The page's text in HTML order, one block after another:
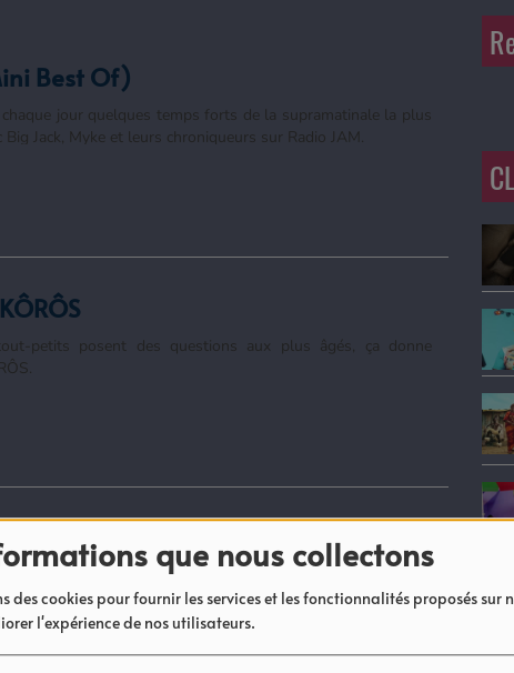
que nous collectons
des cookies pour fournir les services et les fonctionnalités proposés sur
l'expérience de nos utilisateurs.
Best Of)
chaque jour quelques temps forts de la supramatinale la plus
Big Jack, Myke et leurs chroniqueurs sur Radio JAM.
petits posent des questions aux plus âgés, ça donne
de Radio JAM à écouter et télécharger en podcast.